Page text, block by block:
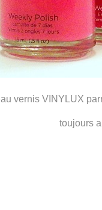
vernis VINYLUX
toujours